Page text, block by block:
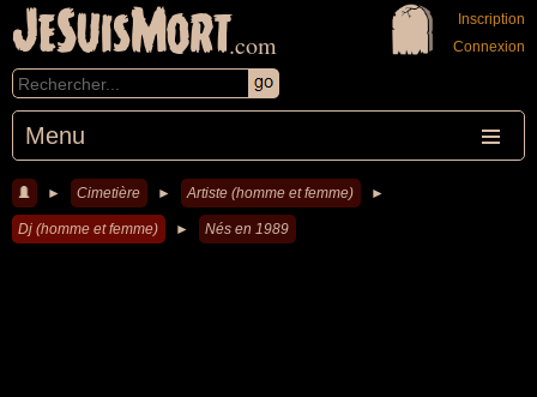
JeSuisMort.com
Menu
Inscription
Connexion
► Cimetière ► Artiste (homme et femme) ►
Dj (homme et femme) ► Nés en 1989